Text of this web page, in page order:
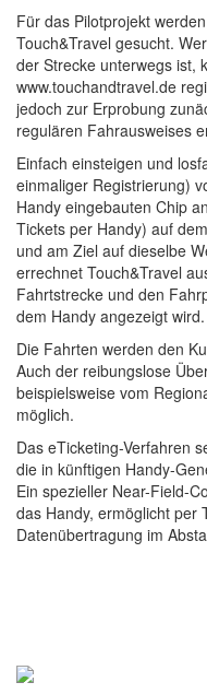
Für das Pilotprojekt
Touch&Travel gesucht.
der Strecke unterwegs ist,
www.touchandtravel.de
jedoch zur Erprobung
regulären Fahrausweises
Einfach einsteigen und
einmaliger Registrierung)
Handy eingebauten Chip
Tickets per Handy) auf
und am Ziel auf dieselbe
errechnet Touch&Travel
Fahrtstrecke und den
dem Handy angezeigt wird.
Die Fahrten werden den
Auch der reibungslose
beispielsweise vom
möglich.
Das eTicketing-Verfahren
die in künftigen Handy-
Ein spezieller Near-Field-
das Handy, ermöglicht per
Datenübertragung im